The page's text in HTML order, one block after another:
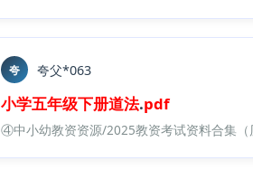
夸 夸父*063
小学五年级下册道法.pdf